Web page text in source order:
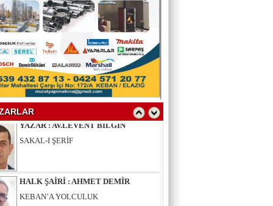
YAZAR : SELAHATTİN YALÇINER
YAZAR : AV.LEVENT BİLGİN
SAKAL-I ŞERİF